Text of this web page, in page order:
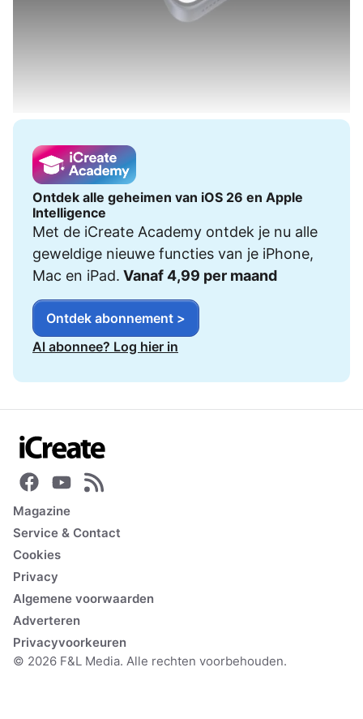
Ontdek alle geheimen van iOS 26 en Apple
Intelligence
Met de iCreate Academy ontdek je nu alle
geweldige nieuwe functies van je iPhone,
Mac en iPad. Vanaf 4,99 per maand
Ontdek abonnement >
Al abonnee? Log hier in
Magazine
Service & Contact
Cookies
Privacy
Algemene voorwaarden
Adverteren
Privacyvoorkeuren
© 2026 F&L Media. Alle rechten voorbehouden.